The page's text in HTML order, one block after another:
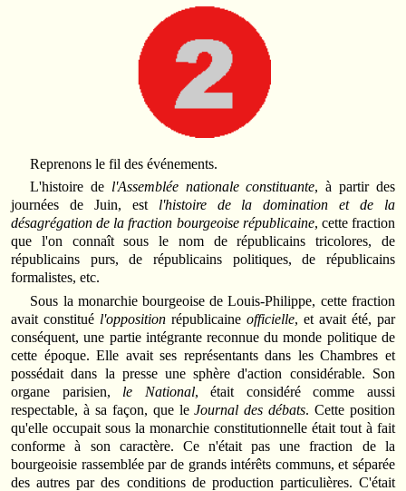
Reprenons le fil des événements.
L'histoire de l'Assemblée nationale constituante, à partir des
journées de Juin, est l'histoire de la domination et de la
désagrégation de la fraction bourgeoise républicaine, cette fraction
que l'on connaît sous le nom de républicains tricolores, de
républicains purs, de républicains politiques, de républicains
formalistes, etc.
Sous la monarchie bourgeoise de Louis-Philippe, cette fraction
avait constitué l'opposition républicaine officielle, et avait été, par
conséquent, une partie intégrante reconnue du monde politique de
cette époque. Elle avait ses représentants dans les Chambres et
possédait dans la presse une sphère d'action considérable. Son
organe parisien, le National, était considéré comme aussi
respectable, à sa façon, que leJournal des débats. Cette position
qu'elle occupait sous la monarchie constitutionnelle était tout à fait
conforme à son caractère. Ce n'était pas une fraction de la
bourgeoisie rassemblée par de grands intérêts communs, et séparée
des autres par des conditions de production particulières. C'était